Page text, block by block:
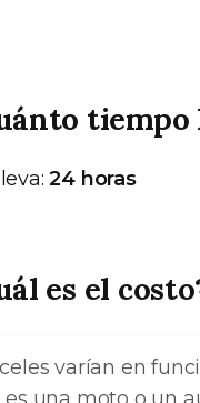
tiempo
24 horas
es el
varían en